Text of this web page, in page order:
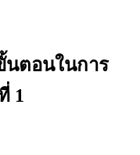
ตอนในการ
1